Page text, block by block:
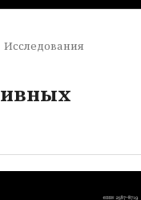
Исследования